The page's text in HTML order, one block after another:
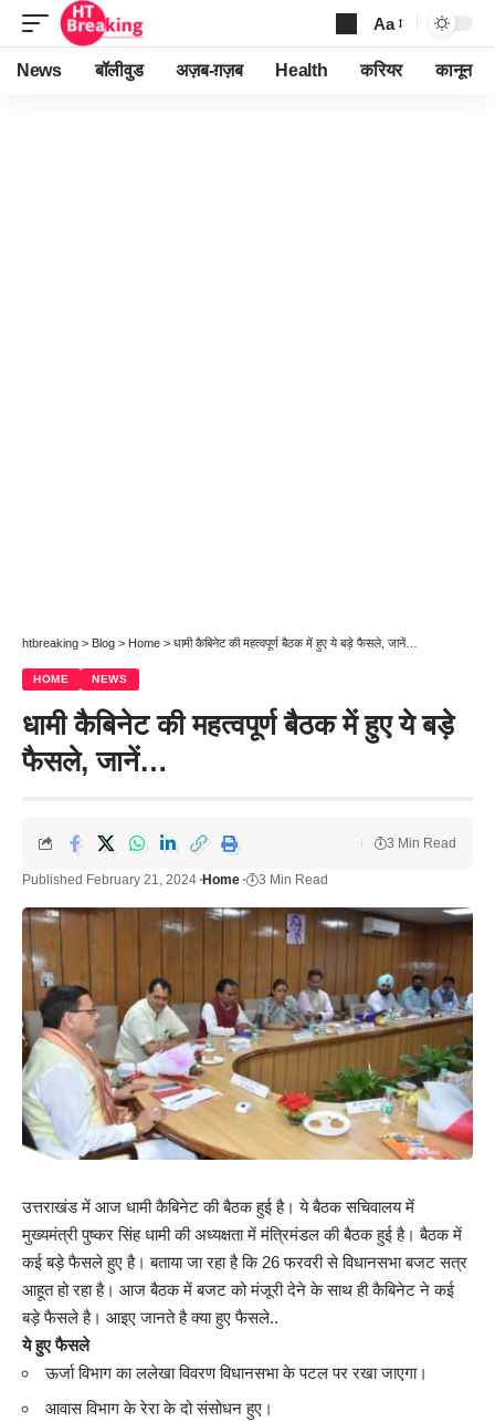
Font
Resizer
Aa
News बॉलीवुड अज़ब-ग़ज़ब Health करियर कानून
htbreaking > Blog > Home > धामी कैबिनेट की महत्वपूर्ण बैठक में हुए ये बड़े फैसले, जानें…
HOME NEWS
धामी कैबिनेट की महत्वपूर्ण बैठक में हुए ये बड़े
फैसले, जानें…
Published February 21, 2024 Home 3 Min Read
3 Min Read
उत्तराखंड में आज धामी कैबिनेट की बैठक हुई है। ये बैठक सचिवालय में
मुख्यमंत्री पुष्कर सिंह धामी की अध्यक्षता में मंत्रिमंडल की बैठक हुई है। बैठक में
कई बड़े फैसले हुए है। बताया जा रहा है कि 26 फरवरी से विधानसभा बजट सत्र
आहूत हो रहा है। आज बैठक में बजट को मंजूरी देने के साथ ही कैबिनेट ने कई
बड़े फैसले है। आइए जानते है क्या हुए फैसले..
ये हुए फैसले
ऊर्जा विभाग का ललेखा विवरण विधानसभा के पटल पर रखा जाएगा।
आवास विभाग के रेरा के दो संसोधन हुए।